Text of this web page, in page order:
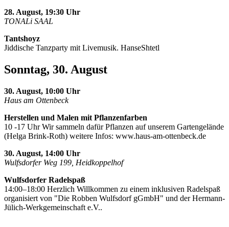
28. August, 19:30 Uhr
TONALi SAAL
Tantshoyz
Jiddische Tanzparty mit Livemusik. HanseShtetl
Sonntag, 30. August
30. August, 10:00 Uhr
Haus am Ottenbeck
Herstellen und Malen mit Pflanzenfarben
10 -17 Uhr Wir sammeln dafür Pflanzen auf unserem Gartengelände
(Helga Brink-Roth) weitere Infos: www.haus-am-ottenbeck.de
30. August, 14:00 Uhr
Wulfsdorfer Weg 199, Heidkoppelhof
Wulfsdorfer Radelspaß
14:00–18:00 Herzlich Willkommen zu einem inklusiven Radelspaß
organisiert von "Die Robben Wulfsdorf gGmbH" und der Hermann-
Jülich-Werkgemeinschaft e.V..